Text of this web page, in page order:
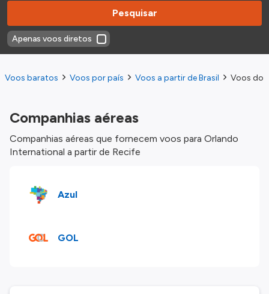
Pesquisar
Apenas voos diretos
Voos baratos Voos por país Voos a partir de Brasil Voos do
Companhias aéreas
Companhias aéreas que fornecem voos para Orlando
International a partir de Recife
Azul
GOL